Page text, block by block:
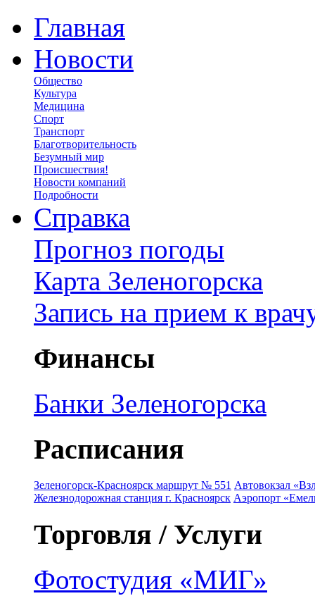
Главная
Новости
Общество
Культура
Медицина
Спорт
Транспорт
Благотворительность
Безумный мир
Происшествия!
Новости компаний
Подробности
Справка
Прогноз погоды
Карта Зеленогорска
Запись на прием к
Финансы
Банки Зеленогорска
Расписания
Зеленогорск-Красноярск маршрут № 551 Автовокзал
Железнодорожная станция г. Красноярск Аэропорт
Торговля / Услуги
Фотостудия «МИГ»